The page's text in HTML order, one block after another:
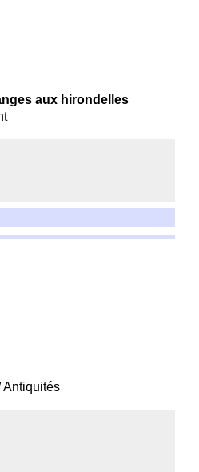
aux hirondelles
Antiquités